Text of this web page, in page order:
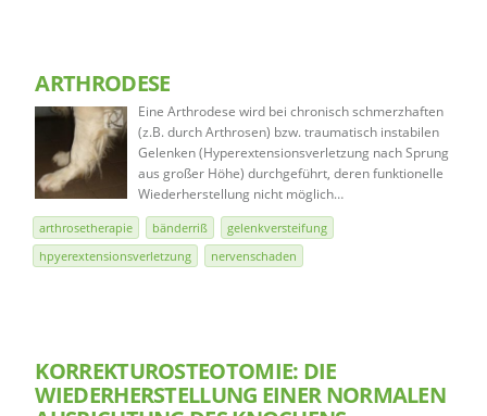
ARTHRODESE
Eine Arthrodese wird bei chronisch schmerzhaften
(z.B. durch Arthrosen) bzw. traumatisch instabilen
Gelenken (Hyperextensionsverletzung nach Sprung
aus großer Höhe) durchgeführt, deren funktionelle
Wiederherstellung nicht möglich…
arthrosetherapie bänderriß
gelenkversteifung
hpyerextensionsverletzung
nervenschaden
KORREKTUROSTEOTOMIE: DIE
WIEDERHERSTELLUNG EINER NORMALEN